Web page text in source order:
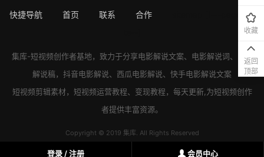
快捷导航 首页 联系 合作
[!---page.sta
集库-短视频创作者基地，致力于分享电影解说文案、 电影解说词、
电影
解说稿， 抖音电影解说、 西瓜电影解说、 快手电影解说文案
短视频剪辑素材，短视频运营教程、变现教程，每天更新,为短视频创作
者提供丰富资源。
Copyright © 2019 集库. All Rights Reserved
登录 / 注册 会员中心
收藏
返回
顶部